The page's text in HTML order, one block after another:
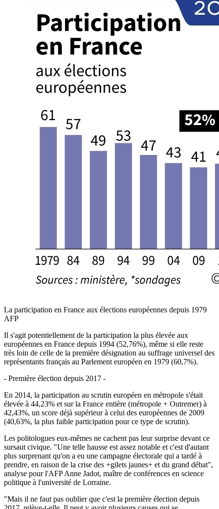
La participation en France aux élections européennes depuis 1979
AFP
Il s'agit potentiellement de la participation la plus élevée aux
européennes en France depuis 1994 (52,76%), même si elle reste
très loin de celle de la première désignation au suffrage universel des
représentants français au Parlement européen en 1979 (60,7%).
- Première élection depuis 2017 -
En 2014, la participation au scrutin européen en métropole s'était
élevée à 44,23% et sur la France entière (métropole + Outremer) à
42,43%, un score déjà supérieur à celui des européennes de 2009
(40,63%, la plus faible participation pour ce type de scrutin).
Les politologues eux-mêmes ne cachent pas leur surprise devant ce
sursaut civique. "Une telle hausse est assez notable et c'est d'autant
plus surprenant qu'on a eu une campagne électorale qui a tardé à
prendre, en raison de la crise des +gilets jaunes+ et du grand débat",
analyse pour l'AFP Anne Jadot, maître de conférences en science
politique à l'université de Lorraine.
"Mais il ne faut pas oublier que c'est la première élection depuis